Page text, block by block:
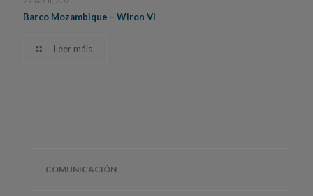
Barco Mozambique – Wiron VI
Leer máis
COMUNICACIÓN